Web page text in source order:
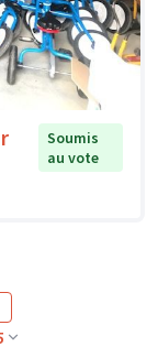
Soumis
au vote